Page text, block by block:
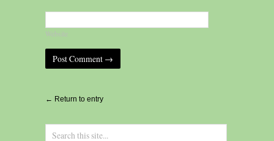
Website
Alternative:
← Return to entry